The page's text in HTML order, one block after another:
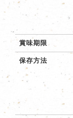
賞味期限
保存方法